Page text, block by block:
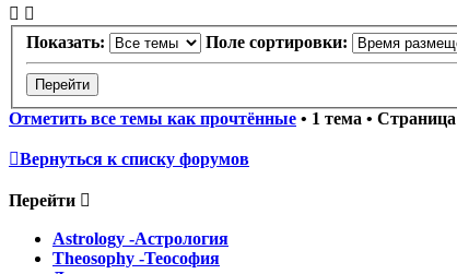
Показать: Поле сортировки:
Отметить все темы как прочтённые • 1 тема • Страница
Вернуться к списку форумов
Перейти
Astrology -Астрология
Theosophy -Теософия